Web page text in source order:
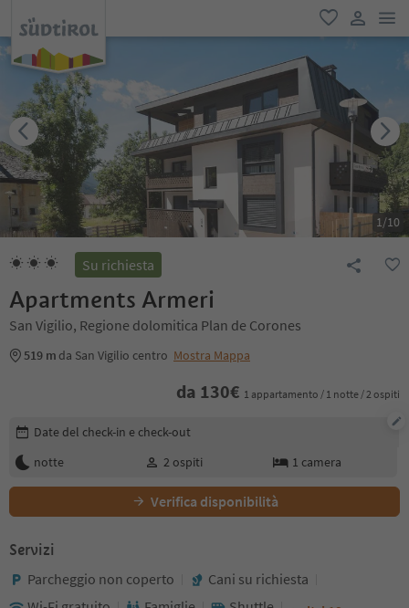
favoriti
user link
1/10
Su richiesta
Apartments Armeri
San Vigilio, Regione dolomitica Plan de Corones
519 m da San Vigilio centro Mostra Mappa
da 130€ 1 appartamento / 1 notte / 2 ospiti
Modifica i dettagli della prenotazione
Date del check-in e check-out
notte
2 ospiti 1 camera
Verifica disponibilità
Servizi
Parcheggio non coperto
Cani su richiesta